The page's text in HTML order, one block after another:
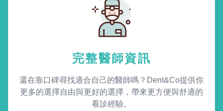
完整醫師資訊
還在靠口碑尋找適合自己的醫師嗎？Dent&Co提供你
更多的選擇自由與更好的選擇，帶來更方便與舒適的
看診經驗。